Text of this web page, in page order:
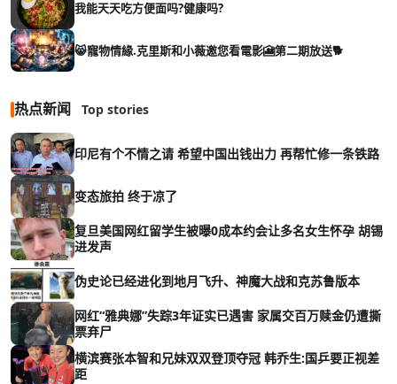
我能天天吃方便面吗?健康吗?
😸寵物情緣.克里斯和小薇邀您看電影🎦第二期放送🐕
热点新闻 Top stories
印尼有个不情之请 希望中国出钱出力 再帮忙修一条铁路
变态旅拍 终于凉了
复旦美国网红留学生被曝0成本约会让多名女生怀孕 胡锡
进发声
伪史论已经进化到地月飞升、神魔大战和克苏鲁版本
网红“雅典娜”失踪3年证实已遇害 家属交百万赎金仍遭撕
票弃尸
横滨赛张本智和兄妹双双登顶夺冠 韩乔生:国乒要正视差
距